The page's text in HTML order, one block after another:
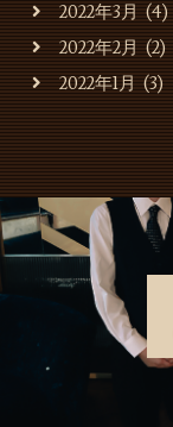
2022年3月(4)
2022年2月(2)
2022年1月(3)